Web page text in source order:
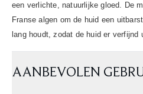
een verlichte, natuurlijke gloed. De
Franse algen om de huid een
lang houdt, zodat de huid er
AANBEVOLEN